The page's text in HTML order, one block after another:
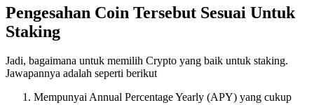
Pengesahan Coin Tersebut Sesuai Untuk
Staking
Jadi, bagaimana untuk memilih Crypto yang baik untuk staking.
Jawapannya adalah seperti berikut
Mempunyai Annual Percentage Yearly (APY) yang cukup